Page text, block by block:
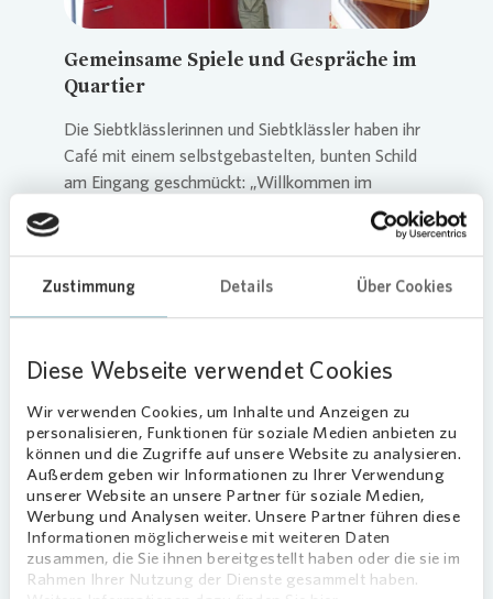
Zustimmung Details Über Cookies
Diese Webseite verwendet Cookies
Wir verwenden Cookies, um Inhalte und Anzeigen zu
personalisieren, Funktionen für soziale Medien anbieten zu
können und die Zugriffe auf unsere Website zu analysieren.
Außerdem geben wir Informationen zu Ihrer Verwendung
unserer Website an unsere Partner für soziale Medien,
Werbung und Analysen weiter. Unsere Partner führen diese
Informationen möglicherweise mit weiteren Daten
zusammen, die Sie ihnen bereitgestellt haben oder die sie im
Rahmen Ihrer Nutzung der Dienste gesammelt haben.
Gemeinsame Spiele und Gespräche im
Quartier
Die Siebtklässlerinnen und Siebtklässler haben ihr
Café mit einem selbstgebastelten, bunten Schild
am Eingang geschmückt: „Willkommen im
Stadtteilcafé“ heißt es dort. Jeden Montag von
13:30 Uhr bis 15:00 Uhr öffnen sie die Türen zum
Gemeinschaftsraum. Auf der Speisekarte stehen
frisch gebackene Waffeln, Kaffee, Tee, Kuchen
und Muffins. So schaffen sie eine gemütliche
und Besuchern zum Spielen und Austauschen
Besuch in der Demenz-WG
Darüber hinaus besucht ein Teil der Kinder
regelmäßig die Bewohnerinnen und Bewohner der
Demenz-WG „Glück Auf“ im Neubau der
Weitmarerstraße und gestaltet dort die
Mittagszeit mit.